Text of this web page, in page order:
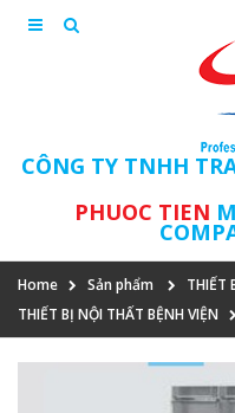
CÔNG TY TNHH
PHUOC TIEN
Home Sản phẩm
THIẾT
THIẾT BỊ NỘI THẤT BỆNH VIỆN